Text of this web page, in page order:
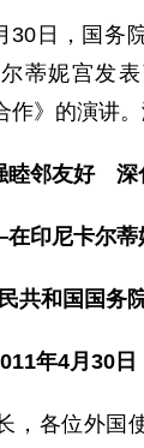
日，国务院
蒂妮宫发
》的演讲。
睦邻友好 深
印尼卡尔蒂
共和国国务
年4月30日
，各位外国